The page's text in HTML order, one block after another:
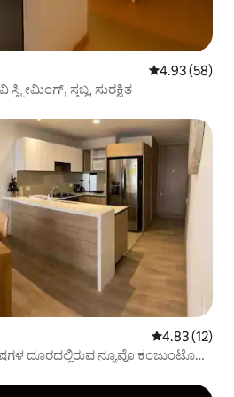
5 ರಲ್ಲಿ 4.93
4.93 (58)
ಸ್ತಬ್ಧ, ಸುರಕ್ಷಿತ
5 ರಲ್ಲಿ 4.83
4.83 (12)
ದೂರದಲ್ಲಿರುವ ನ್ಯೂವೊ ಕಂಜುಂಟೊ